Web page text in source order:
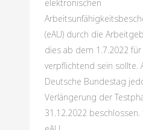
elektronischen
(eAU) durch die
dies ab dem 1.7.2022
verpflichtend sein sollte.
Deutsche Bundestag
Verlängerung der
31.12.2022